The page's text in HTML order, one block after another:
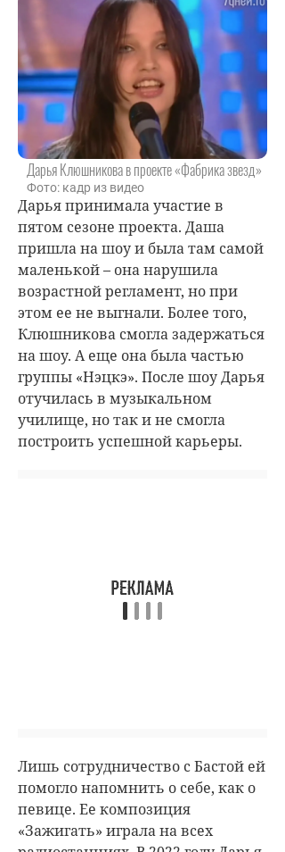
Дарья Клюшникова в проекте «Фабрика звезд»
Фото: кадр из видео
Дарья принимала участие в
пятом сезоне проекта. Даша
пришла на шоу и была там самой
маленькой – она нарушила
возрастной регламент, но при
этом ее не выгнали. Более того,
Клюшникова смогла задержаться
на шоу. А еще она была частью
группы «Нэцкэ». После шоу Дарья
отучилась в музыкальном
училище, но так и не смогла
построить успешной карьеры.
Лишь сотрудничество с Бастой ей
помогло напомнить о себе, как о
певице. Ее композиция
«Зажигать» играла на всех